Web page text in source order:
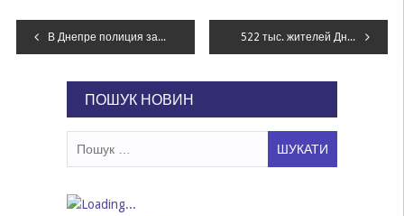
Навігація
В Днепре полиция задержала рыбаков-браконьеров 522 тыс. жителей Днепропетровщины могут лишиться имущества
ПОШУК НОВИН